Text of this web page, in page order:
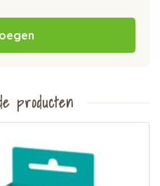
producten